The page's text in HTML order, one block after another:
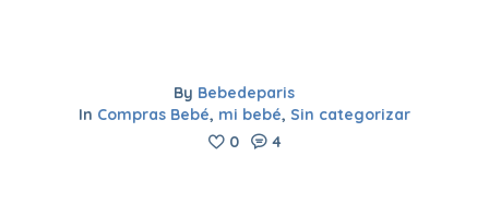
By Bebedeparis
In Compras Bebé, mi bebé, Sin categorizar
0
4